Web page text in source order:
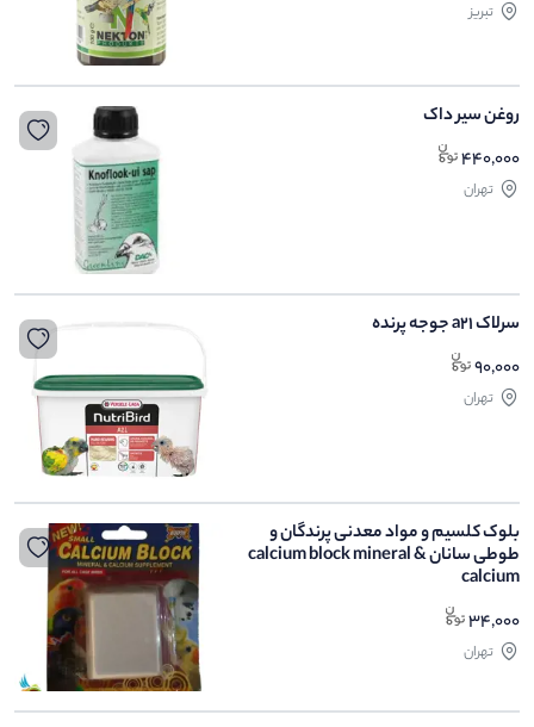
تبریز
روغن سیر داک
440,000
تهران
سرلاک a21 جوجه پرنده
90,000
تهران
بلوک کلسیم و مواد معدنی پرندگان و
طوطی سانان calcium block mineral &
calcium
34,000
تهران